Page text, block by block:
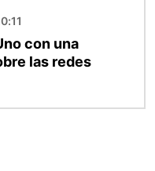
con una
las redes